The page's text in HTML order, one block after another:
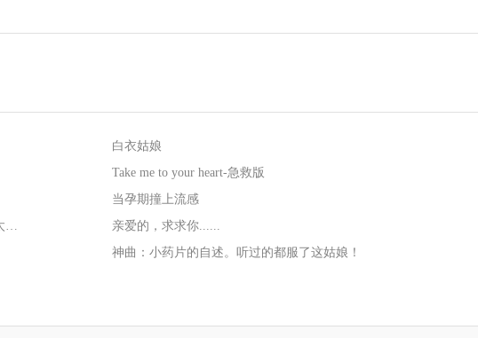
白衣姑娘
Take me to your heart-急救版
当孕期撞上流感
别找我麻烦——这个学医的女孩唱得实在太好了
亲爱的，求求你......
神曲：小药片的自述。听过的都服了这姑娘！